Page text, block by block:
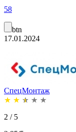
58
btn
17.01.2024
СпецМонтаж
★ ★ ★ ★ ★
2 / 5